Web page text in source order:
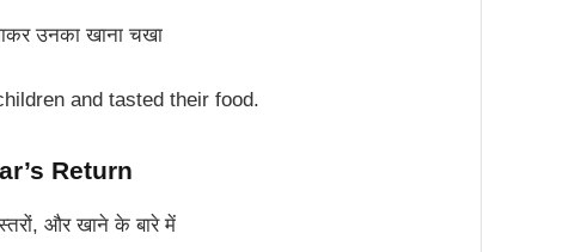
उनका खाना चखा
and tasted their food.
Return
और खाने के बारे में